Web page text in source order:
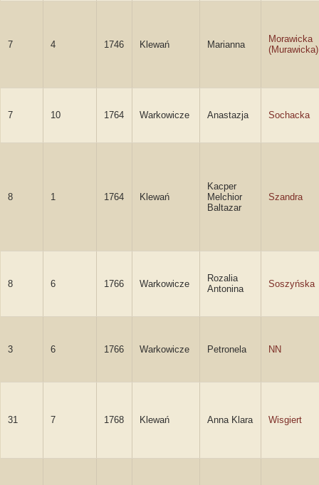
7 4 1746 Klewań Marianna
Morawicka
(Murawicka)
7 10 1764 Warkowicze Anastazja Sochacka
8 1 1764 Klewań
Kacper
Melchior
Baltazar
Szandra
8 6 1766 Warkowicze
Rozalia
Antonina
Soszyńska
3 6 1766 Warkowicze Petronela NN
31 7 1768 Klewań Anna Klara Wisgiert